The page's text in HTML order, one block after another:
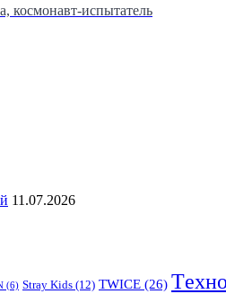
космонавт-испытатель
11.07.2026
(6) Stray Kids (12) TWICE (26)